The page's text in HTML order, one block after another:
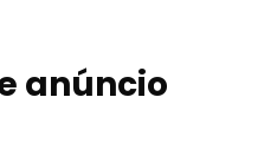
anúncio